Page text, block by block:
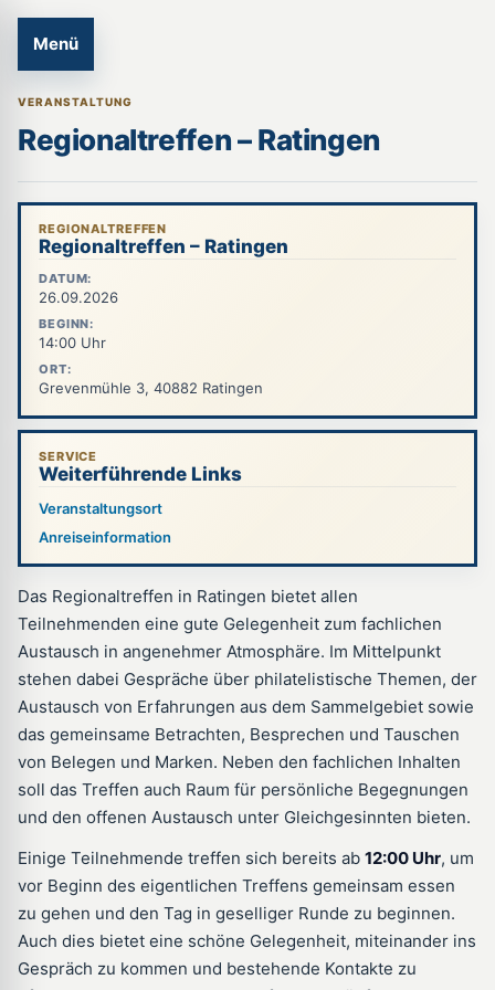
Menü
VERANSTALTUNG
Regionaltreffen – Ratingen
REGIONALTREFFEN
Regionaltreffen – Ratingen
DATUM:
26.09.2026
BEGINN:
14:00 Uhr
ORT:
Grevenmühle 3, 40882 Ratingen
SERVICE
Weiterführende Links
Veranstaltungsort
Anreiseinformation
Das Regionaltreffen in Ratingen bietet allen
Teilnehmenden eine gute Gelegenheit zum fachlichen
Austausch in angenehmer Atmosphäre. Im Mittelpunkt
stehen dabei Gespräche über philatelistische Themen, der
Austausch von Erfahrungen aus dem Sammelgebiet sowie
das gemeinsame Betrachten, Besprechen und Tauschen
von Belegen und Marken. Neben den fachlichen Inhalten
soll das Treffen auch Raum für persönliche Begegnungen
und den offenen Austausch unter Gleichgesinnten bieten.
Einige Teilnehmende treffen sich bereits ab 12:00 Uhr, um
vor Beginn des eigentlichen Treffens gemeinsam essen
zu gehen und den Tag in geselliger Runde zu beginnen.
Auch dies bietet eine schöne Gelegenheit, miteinander ins
Gespräch zu kommen und bestehende Kontakte zu